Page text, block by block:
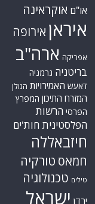
או"ם אוקראינה
איראן אירופה
אפריקה ארה"ב
בריטניה גרמניה
דאעש האמירויות הגולן
המזרח התיכון המפרץ
הפרסי הרשות
הפלסטינית חות'ים
חיזבאללה
חמאס טורקיה
טילים טכנולוגיה
ירדן ישראל